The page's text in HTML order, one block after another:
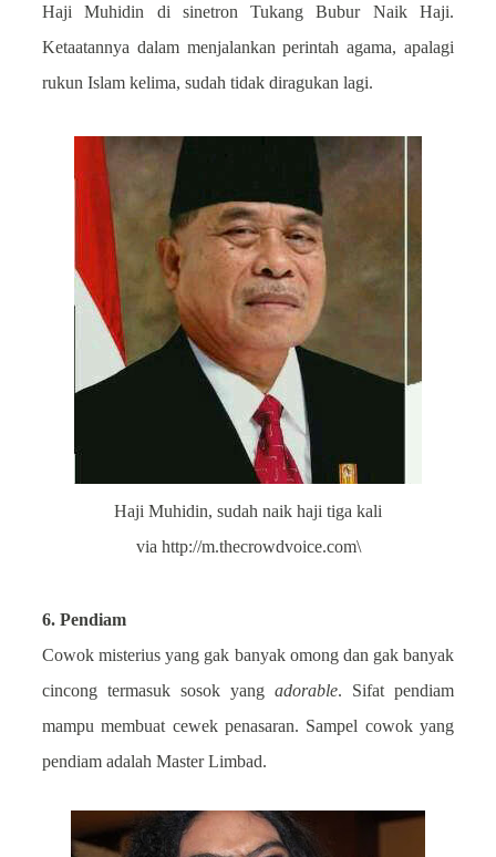
Haji Muhidin di sinetron Tukang Bubur Naik Haji.
Ketaatannya dalam menjalankan perintah agama, apalagi
rukun Islam kelima, sudah tidak diragukan lagi.
Haji Muhidin, sudah naik haji tiga kali
via http://m.thecrowdvoice.com\
6. Pendiam
Cowok misterius yang gak banyak omong dan gak banyak
cincong termasuk sosok yang adorable. Sifat pendiam
mampu membuat cewek penasaran. Sampel cowok yang
pendiam adalah Master Limbad.